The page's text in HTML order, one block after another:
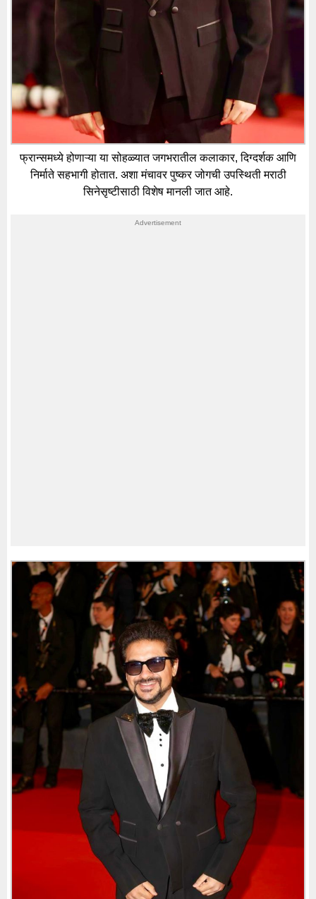
फ्रान्समध्ये होणाऱ्या या सोहळ्यात जगभरातील कलाकार, दिग्दर्शक आणि
निर्माते सहभागी होतात. अशा मंचावर पुष्कर जोगची उपस्थिती मराठी
सिनेसृष्टीसाठी विशेष मानली जात आहे.